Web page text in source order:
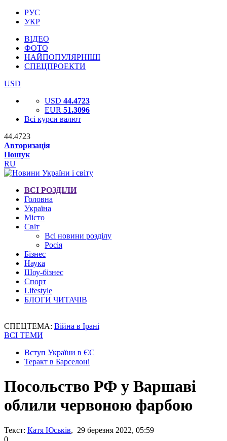
РУС
УКР
ВІДЕО
ФОТО
НАЙПОПУЛЯРНІШІ
СПЕЦПРОЕКТИ
USD
USD 44.4723
EUR 51.3096
Всі курси валют
44.4723
Авторизація
Пошук
RU
ВСІ РОЗДІЛИ
Головна
Україна
Місто
Світ
Всі новини розділу
Росія
Бізнес
Наука
Шоу-бізнес
Спорт
Lifestyle
БЛОГИ ЧИТАЧІВ
СПЕЦТЕМА: Війна в Ірані
ВСІ ТЕМИ
Вступ України в ЄС
Теракт в Барселоні
Посольство РФ у Варшаві
облили червоною фарбою
Текст: Катя Юськів, 29 березня 2022, 05:59
0